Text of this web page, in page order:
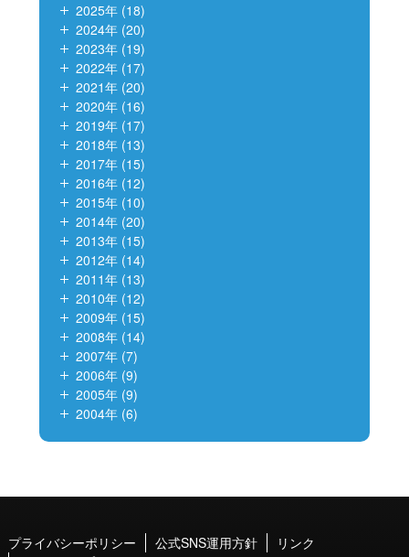
2025年 (18)
2024年 (20)
2023年 (19)
2022年 (17)
2021年 (20)
2020年 (16)
2019年 (17)
2018年 (13)
2017年 (15)
2016年 (12)
2015年 (10)
2014年 (20)
2013年 (15)
2012年 (14)
2011年 (13)
2010年 (12)
2009年 (15)
2008年 (14)
2007年 (7)
2006年 (9)
2005年 (9)
2004年 (6)
プライバシーポリシー 公式SNS運用方針
リンク